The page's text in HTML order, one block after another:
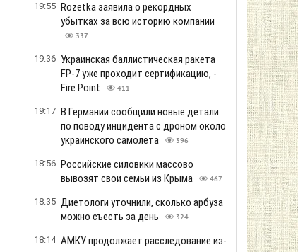
19:55 Rozetka заявила о рекордных
убытках за всю историю компании
337
19:36 Украинская баллистическая ракета
FP-7 уже проходит сертификацию, -
Fire Point
411
19:17 В Германии сообщили новые детали
по поводу инцидента с дроном около
украинского самолета
396
18:56 Российские силовики массово
вывозят свои семьи из Крыма
467
18:35 Диетологи уточнили, сколько арбуза
можно съесть за день
324
18:14 АМКУ продолжает расследование из-